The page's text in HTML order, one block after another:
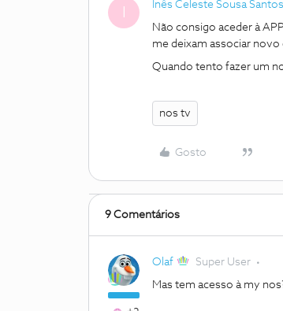
Inês Celeste Sousa Santos
Não consigo aceder à
me deixam associar
Quando tento fazer um
nos tv
Gosto
9 Comentários
Olaf Super User
Mas tem acesso à my